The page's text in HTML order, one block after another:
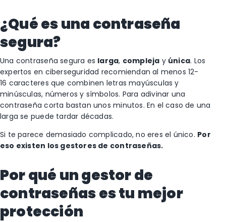
¿Qué es una contraseña
segura?
Una contraseña segura es larga, compleja y única. Los
expertos en ciberseguridad recomiendan al menos 12-
16 caracteres que combinen letras mayúsculas y
minúsculas, números y símbolos. Para adivinar una
contraseña corta bastan unos minutos. En el caso de una
larga se puede tardar décadas.
Si te parece demasiado complicado, no eres el único. Por
eso existen los gestores de contraseñas.
Por qué un gestor de
contraseñas es tu mejor
protección